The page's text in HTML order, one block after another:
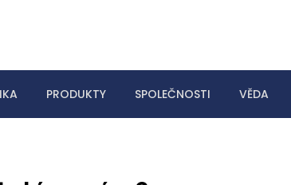
PRODUKTY SPOLEČNOSTI VĚDA